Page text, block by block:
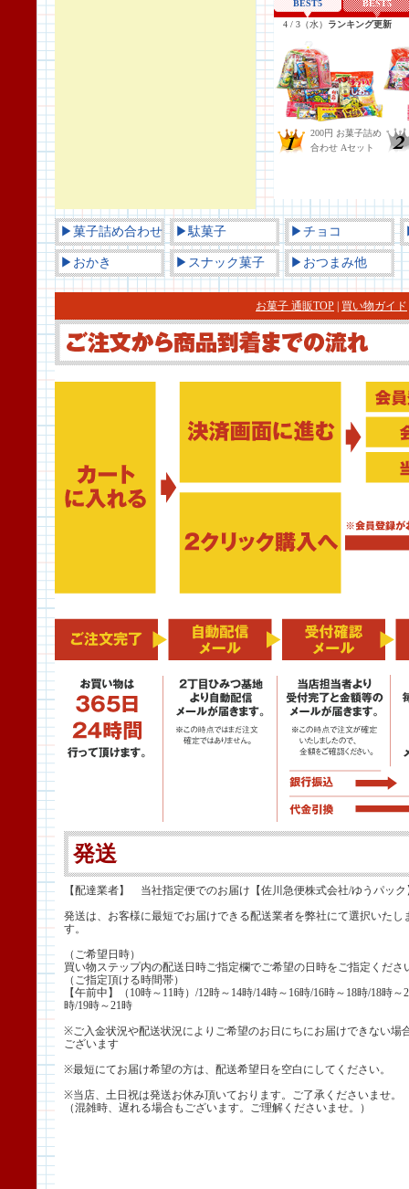
▶菓子詰め合わせ ▶駄菓子 ▶チョコ
▶おかき ▶スナック菓子 ▶おつまみ他
お菓子 通販TOP 買い物ガイド
発送
【配達業者】 当社指定便でのお届け【佐川急便株式会社/ゆうパック
発送は、お客様に最短でお届けできる配送業者を弊社にて選択いたし
す。
（ご希望日時）
買い物ステップ内の配送日時ご指定欄でご希望の日時をご指定くださ
（ご指定頂ける時間帯）
【午前中】（10時～11時）/12時～14時/14時～16時/16時～18時/18時～
時/19時～21時
※ご入金状況や配送状況によりご希望のお日にちにお届けできない場
ございます
※最短にてお届け希望の方は、配送希望日を空白にしてください。
※当店、土日祝は発送お休み頂いております。ご了承くださいませ。
（混雑時、遅れる場合もございます。ご理解くださいませ。）